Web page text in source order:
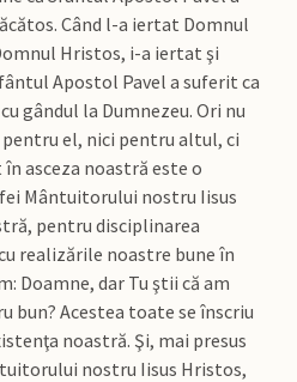
Când l-a iertat Domnul
Hristos, i-a iertat şi
Apostol Pavel a suferit ca
gândul la Dumnezeu. Ori nu
pentru el, nici pentru altul, ci
asceza noastră este o
Mântuitorului nostru Iisus
pentru disciplinarea
realizările noastre bune în
Doamne, dar Tu ştii că am
bun? Acestea toate se înscriu
noastră. Şi, mai presus
nostru Iisus Hristos,